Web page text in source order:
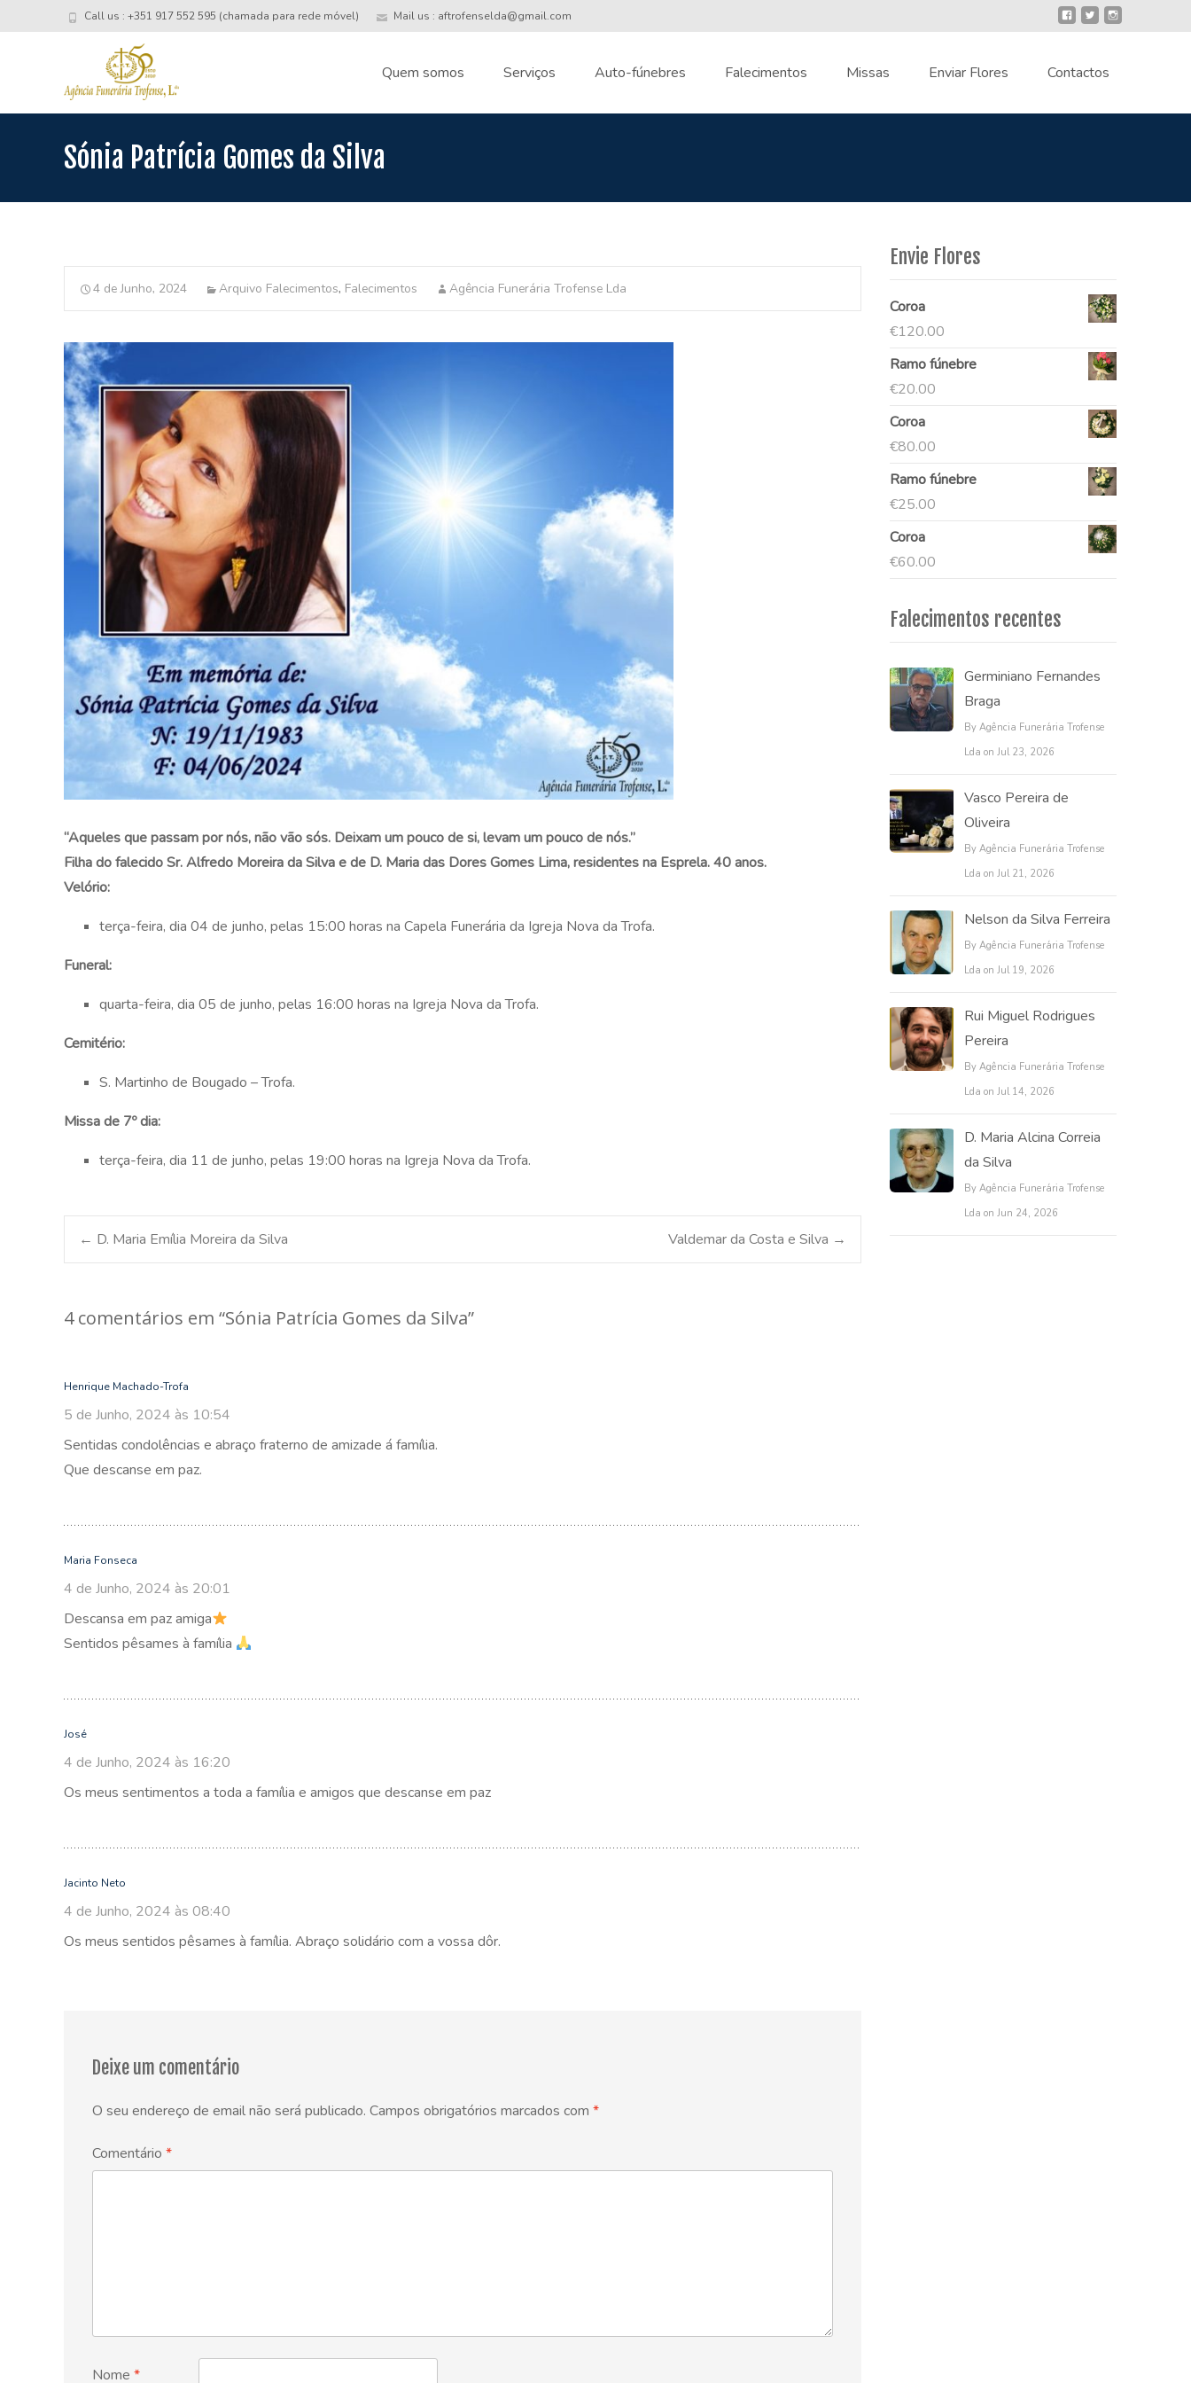
Call us : +351 917 552 595 (chamada para rede móvel) Mail us : aftrofenselda@gmail.com
Quem somos Serviços Auto-fúnebres Falecimentos Missas Enviar Flores Contactos
Sónia Patrícia Gomes da Silva
4 de Junho, 2024 Arquivo Falecimentos, Falecimentos Agência Funerária Trofense Lda
“Aqueles que passam por nós, não vão sós. Deixam um pouco de si, levam um pouco de nós.”
Filha do falecido Sr. Alfredo Moreira da Silva e de D. Maria das Dores Gomes Lima, residentes na Esprela. 40 anos.
Velório:
terça-feira, dia 04 de junho, pelas 15:00 horas na Capela Funerária da Igreja Nova da Trofa.
Funeral:
quarta-feira, dia 05 de junho, pelas 16:00 horas na Igreja Nova da Trofa.
Cemitério:
S. Martinho de Bougado – Trofa.
Missa de 7º dia:
terça-feira, dia 11 de junho, pelas 19:00 horas na Igreja Nova da Trofa.
Post
navigation
← D. Maria Emília Moreira da Silva Valdemar da Costa e Silva →
4 comentários em “Sónia Patrícia Gomes da Silva”
Henrique Machado-Trofa
5 de Junho, 2024 às 10:54
Sentidas condolências e abraço fraterno de amizade á família.
Que descanse em paz.
Maria Fonseca
4 de Junho, 2024 às 20:01
Descansa em paz amiga
Sentidos pêsames à família
José
4 de Junho, 2024 às 16:20
Os meus sentimentos a toda a família e amigos que descanse em paz
Jacinto Neto
4 de Junho, 2024 às 08:40
Os meus sentidos pêsames à família. Abraço solidário com a vossa dôr.
Deixe um comentário
O seu endereço de email não será publicado. Campos obrigatórios marcados com *
Comentário *
Nome *
Envie Flores
Coroa
€120.00
Ramo fúnebre
€20.00
Coroa
€80.00
Ramo fúnebre
€25.00
Coroa
€60.00
Falecimentos recentes
Germiniano Fernandes
Braga
By Agência Funerária Trofense
Lda on Jul 23, 2026
Vasco Pereira de
Oliveira
By Agência Funerária Trofense
Lda on Jul 21, 2026
Nelson da Silva Ferreira
By Agência Funerária Trofense
Lda on Jul 19, 2026
Rui Miguel Rodrigues
Pereira
By Agência Funerária Trofense
Lda on Jul 14, 2026
D. Maria Alcina Correia
da Silva
By Agência Funerária Trofense
Lda on Jun 24, 2026